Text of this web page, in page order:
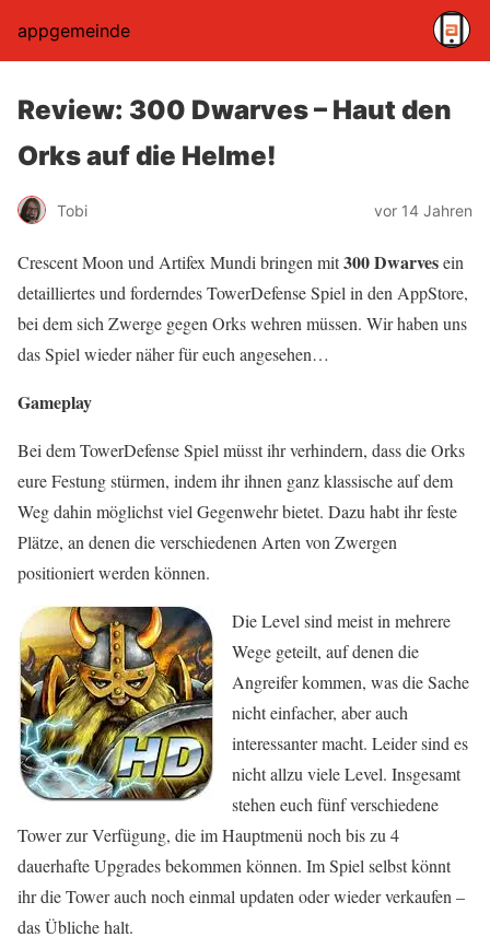
appgemeinde
Review: 300 Dwarves – Haut den
Orks auf die Helme!
Tobi vor 14 Jahren
Crescent Moon und Artifex Mundi bringen mit300 Dwarvesein
detailliertes und forderndes TowerDefense Spiel in den AppStore,
bei dem sich Zwerge gegen Orks wehren müssen. Wir haben uns
das Spiel wieder näher für euch angesehen…
Gameplay
Bei dem TowerDefense Spiel müsst ihr verhindern, dass die Orks
eure Festung stürmen, indem ihr ihnen ganz klassische auf dem
Weg dahin möglichst viel Gegenwehr bietet. Dazu habt ihr feste
Plätze, an denen die verschiedenen Arten von Zwergen
positioniert werden können.
Die Level sind meist in mehrere
Wege geteilt, auf denen die
Angreifer kommen, was die Sache
nicht einfacher, aber auch
interessanter macht. Leider sind es
nicht allzu viele Level. Insgesamt
stehen euch fünf verschiedene
Tower zur Verfügung, die im Hauptmenü noch bis zu 4
dauerhafte Upgrades bekommen können. Im Spiel selbst könnt
ihr die Tower auch noch einmal updaten oder wieder verkaufen –
das Übliche halt.